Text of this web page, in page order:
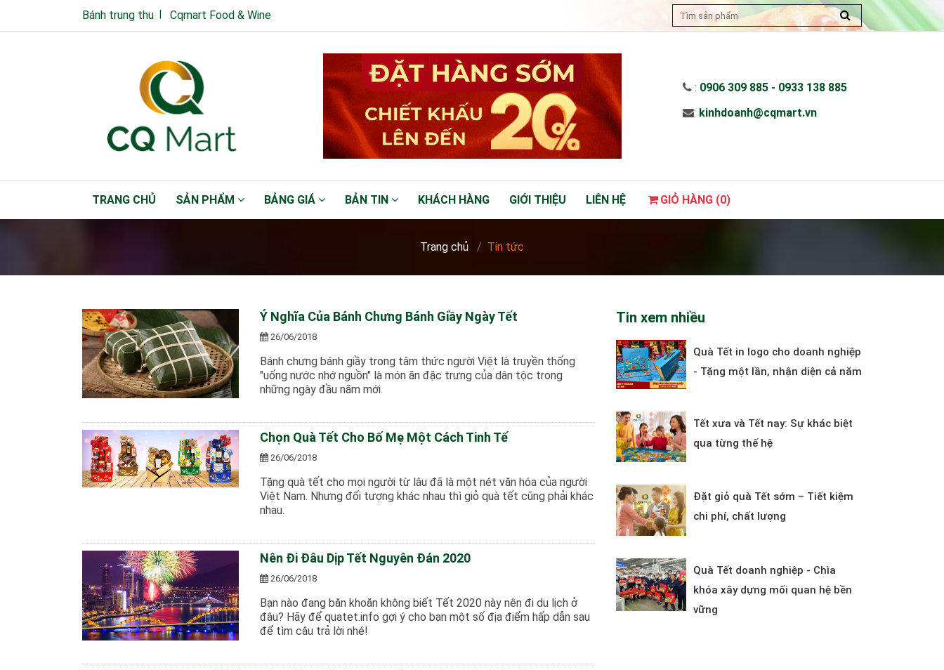
Bánh trung thu Cqmart Food & Wine
: 0906 309 885 - 0933 138 885
: kinhdoanh@cqmart.vn
TRANG CHỦ SẢN PHẨM BẢNG GIÁ BẢN TIN KHÁCH HÀNG GIỚI THIỆU LIÊN HỆ GIỎ HÀNG (0)
Trang chủ Tin tức
Ý Nghĩa Của Bánh Chưng Bánh Giầy Ngày Tết
26/06/2018
Bánh chưng bánh giầy trong tâm thức người Việt là truyền thống
"uống nước nhớ nguồn" là món ăn đặc trưng của dân tộc trong
những ngày đầu năm mới.
Chọn Quà Tết Cho Bố Mẹ Một Cách Tinh Tế
26/06/2018
Tặng quà tết cho mọi người từ lâu đã là một nét văn hóa của người
Việt Nam. Nhưng đối tượng khác nhau thì giỏ quà tết cũng phải khác
nhau.
Nên Đi Đâu Dịp Tết Nguyên Đán 2020
26/06/2018
Bạn nào đang băn khoăn không biết Tết 2020 này nên đi du lịch ở
đâu? Hãy để quatet.info gợi ý cho bạn một số địa điểm hấp dẫn sau
để tìm câu trả lời nhé!
Tin xem nhiều
Quà Tết in logo cho doanh nghiệp
- Tặng một lần, nhận diện cả năm
Tết xưa và Tết nay: Sự khác biệt
qua từng thế hệ
Đặt giỏ quà Tết sớm – Tiết kiệm
chi phí, chất lượng
Quà Tết doanh nghiệp - Chìa
khóa xây dựng mối quan hệ bền
vững